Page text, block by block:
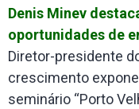
Denis Minev
oportunidades de
Diretor-presidente
crescimento
seminário “Porto